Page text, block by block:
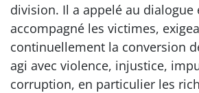
division. Il a appelé au dialogue
accompagné les victimes,
continuellement la conversion
agi avec violence, injustice,
corruption, en particulier les